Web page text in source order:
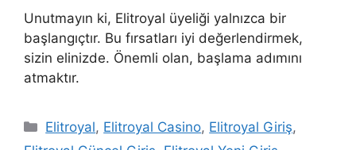
Unutmayın ki, Elitroyal üyeliği yalnızca bir
başlangıçtır. Bu fırsatları iyi değerlendirmek,
sizin elinizde. Önemli olan, başlama adımını
atmaktır.
Kategoriler
Elitroyal, Elitroyal Casino, Elitroyal Giriş,